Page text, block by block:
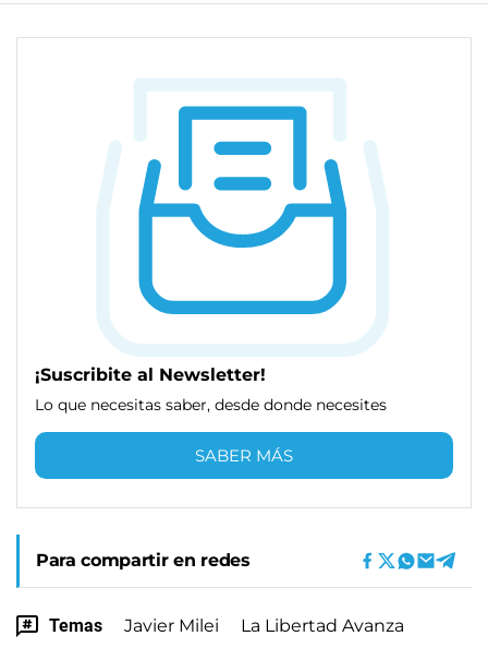
¡Suscribite al Newsletter!
Lo que necesitas saber, desde donde necesites
SABER MÁS
Para compartir en redes
Temas Javier Milei La Libertad Avanza